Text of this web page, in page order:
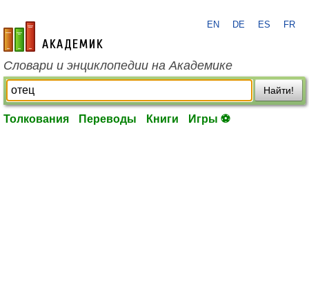
academic.ru
EN DE ES FR
Словари и энциклопедии на Академике
Найти!
Толкования Переводы Книги Игры ⚽